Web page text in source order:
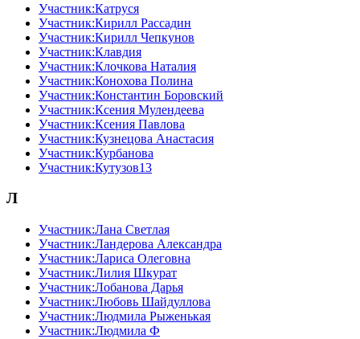
Участник:Катруся
Участник:Кирилл Рассадин
Участник:Кирилл Чепкунов
Участник:Клавдия
Участник:Клочкова Наталия
Участник:Конохова Полина
Участник:Константин Боровский
Участник:Ксения Мулендеева
Участник:Ксения Павлова
Участник:Кузнецова Анастасия
Участник:Курбанова
Участник:Кутузов13
Л
Участник:Лана Светлая
Участник:Ландерова Александра
Участник:Лариса Олеговна
Участник:Лилия Шкурат
Участник:Лобанова Дарья
Участник:Любовь Шайдуллова
Участник:Людмила Рыженькая
Участник:Людмила Ф